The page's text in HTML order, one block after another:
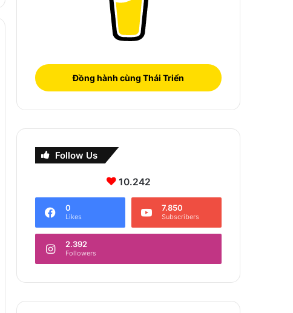
Đồng hành cùng Thái Triển
Follow Us
10.242
0
Likes
7.850
Subscribers
2.392
Followers